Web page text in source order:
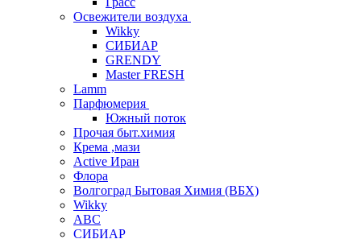
Освежители воздуха
Wikky
СИБИАР
GRENDY
Master FRESH
Lamm
Парфюмерия
Южный поток
Прочая быт.химия
Крема ,мази
Аctive Иран
Флора
Волгоград Бытовая Химия (ВБХ)
Wikky
АВС
СИБИАР